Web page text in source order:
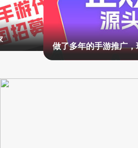
游戏联运系统（海外版）
支持多国语言，多种国际支付
行业对比
热门经典页游、高分成
小程序游戏列表
千款热门游戏，精品热
陪玩后台管理系统
一站式管理陪玩技师/订单/玩家数据...
做了多年的手游推广